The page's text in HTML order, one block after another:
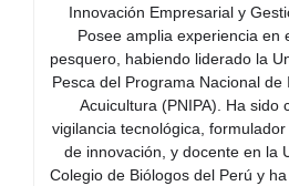
Innovación Empresarial y
Posee amplia experiencia en
pesquero, habiendo liderado la
Pesca del Programa Nacional de
Acuicultura (PNIPA). Ha sido
vigilancia tecnológica,
de innovación, y docente en la
Colegio de Biólogos del Perú y